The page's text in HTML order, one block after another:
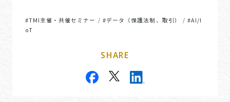
#TMI主催・共催セミナー / #データ（保護法制、取引） /#AI/I
oT
SHARE